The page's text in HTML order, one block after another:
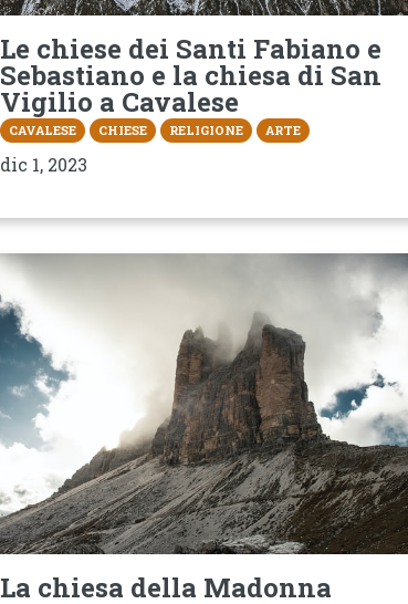
Le chiese dei Santi Fabiano e
Sebastiano e la chiesa di San
Vigilio a Cavalese
CAVALESE CHIESE RELIGIONE ARTE
dic 1, 2023
La chiesa della Madonna